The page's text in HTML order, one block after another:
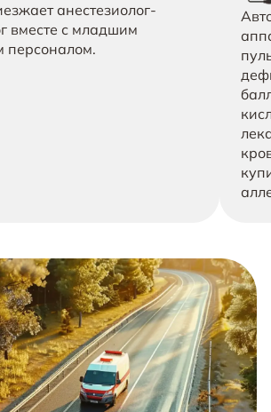
анестезиолог-
вместе с младшим
персоналом.